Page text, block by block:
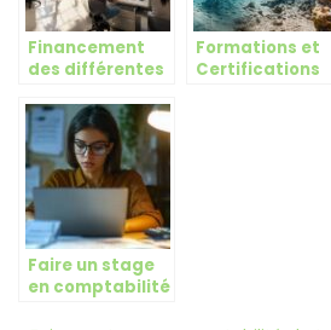
Coursera,
Skillshare)
Financement
des différentes
CACES : tout
savoir sur les
aides OPCO et
Pôle Emploi
Formations et
Certifications
Faire un stage
en comptabilité